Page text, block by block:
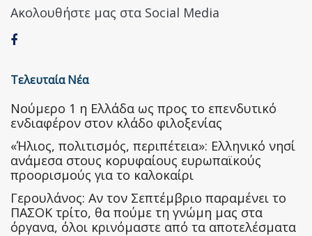
Ακολουθήστε μας στα Social Media
Τελευταία Νέα
Nούμερο 1 η Ελλάδα ως προς το επενδυτικό
ενδιαφέρον στον κλάδο φιλοξενίας
«Ήλιος, πολιτισμός, περιπέτεια»: Ελληνικό νησί
ανάμεσα στους κορυφαίους ευρωπαϊκούς
προορισμούς για το καλοκαίρι
Γερουλάνος: Αν τον Σεπτέμβριο παραμένει το
ΠΑΣΟΚ τρίτο, θα πούμε τη γνώμη μας στα
όργανα, όλοι κρινόμαστε από τα αποτελέσματα